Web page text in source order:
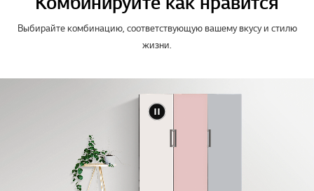
Выбирайте комбинацию, соответствующую вашему вкусу и стилю
жизни.